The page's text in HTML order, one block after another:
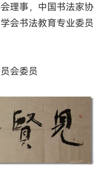
理事，中国书法家协
会书法教育专业委员
会委员